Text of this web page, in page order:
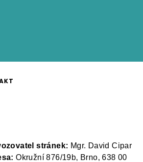
stránek: Mgr. David Cipar
Okružní 876/19b, Brno, 638 00